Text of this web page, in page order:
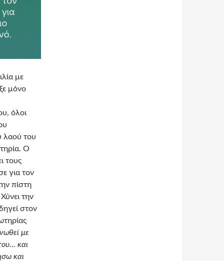
με
μόνο
όλοι
λαού του
Ο
τους
για τον
πίστη
την
στον
με
και
και